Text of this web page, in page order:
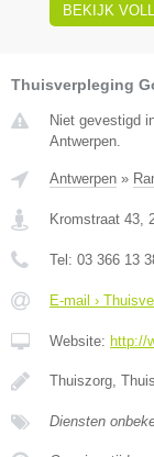
BEKIJK
Thuisverpleging
Niet gevestigd
Antwerpen.
Antwerpen »
Kromstraat 43
Tel: 03 366 13
E-mail ›
Website: http://
Thuiszorg,
Diensten